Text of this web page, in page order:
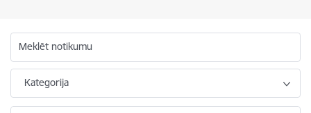
Meklēt notikumu
Kategorija